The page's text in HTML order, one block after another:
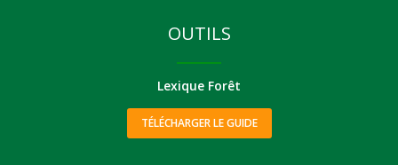
OUTILS
Lexique Forêt
TÉLÉCHARGER LE GUIDE